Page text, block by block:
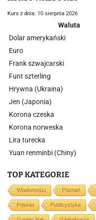
Kurs z dnia: 10 sierpnia 2026
Waluta
Dolar amerykański
Euro
Frank szwajcarski
Funt szterling
Hrywna (Ukraina)
Jen (Japonia)
Korona czeska
Korona norweska
Lira turecka
Yuan renminbi (Chiny)
TOP KATEGORIE
Wiadomości Poznań
Polonia Publicystyka